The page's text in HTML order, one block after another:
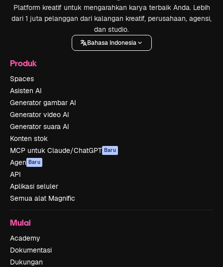
Platform kreatif untuk mengarahkan karya terbaik Anda. Lebih
dari 1 juta pelanggan dari kalangan kreatif, perusahaan, agensi,
dan studio.
Bahasa Indonesia
Produk
Spaces
Asisten AI
Generator gambar AI
Generator video AI
Generator suara AI
Konten stok
MCP untuk Claude/ChatGPT Baru
Agen Baru
API
Aplikasi seluler
Semua alat Magnific
Mulai
Academy
Dokumentasi
Dukungan